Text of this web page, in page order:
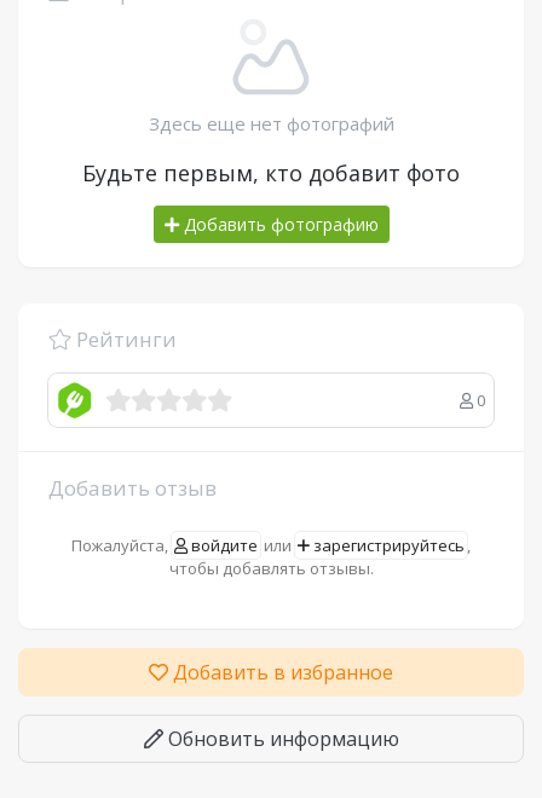
Здесь еще нет фотографий
Будьте первым, кто добавит фото
Добавить фотографию
Рейтинги
0
Добавить отзыв
Пожалуйста, войдите или зарегистрируйтесь ,
чтобы добавлять отзывы.
Добавить в избранное
Обновить информацию